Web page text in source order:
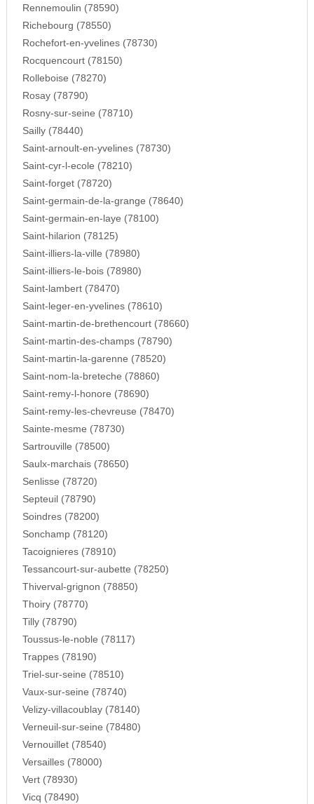
Rennemoulin (78590)
Richebourg (78550)
Rochefort-en-yvelines (78730)
Rocquencourt (78150)
Rolleboise (78270)
Rosay (78790)
Rosny-sur-seine (78710)
Sailly (78440)
Saint-arnoult-en-yvelines (78730)
Saint-cyr-l-ecole (78210)
Saint-forget (78720)
Saint-germain-de-la-grange (78640)
Saint-germain-en-laye (78100)
Saint-hilarion (78125)
Saint-illiers-la-ville (78980)
Saint-illiers-le-bois (78980)
Saint-lambert (78470)
Saint-leger-en-yvelines (78610)
Saint-martin-de-brethencourt (78660)
Saint-martin-des-champs (78790)
Saint-martin-la-garenne (78520)
Saint-nom-la-breteche (78860)
Saint-remy-l-honore (78690)
Saint-remy-les-chevreuse (78470)
Sainte-mesme (78730)
Sartrouville (78500)
Saulx-marchais (78650)
Senlisse (78720)
Septeuil (78790)
Soindres (78200)
Sonchamp (78120)
Tacoignieres (78910)
Tessancourt-sur-aubette (78250)
Thiverval-grignon (78850)
Thoiry (78770)
Tilly (78790)
Toussus-le-noble (78117)
Trappes (78190)
Triel-sur-seine (78510)
Vaux-sur-seine (78740)
Velizy-villacoublay (78140)
Verneuil-sur-seine (78480)
Vernouillet (78540)
Versailles (78000)
Vert (78930)
Vicq (78490)